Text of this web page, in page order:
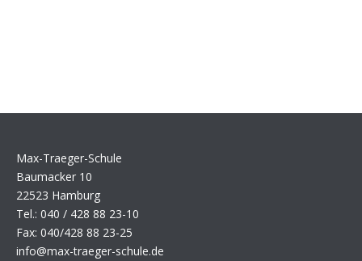
Max-Traeger-Schule
Baumacker 10
22523 Hamburg
Tel.: 040 / 428 88 23-10
Fax: 040/428 88 23-25
info@max-traeger-schule.de